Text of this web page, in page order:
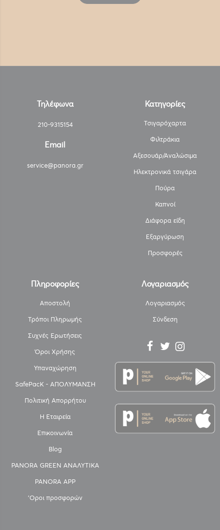
Τηλέφωνα
210-9315154
Email
service@panora.gr
Κατηγορίες
Τσιγαρόχαρτα
Φιλτράκια
Αξεσουάρ/Αναλώσιμα
Ηλεκτρονικά τσιγάρα
Πούρα
Καπνοί
Διάφορα είδη
Εξαργύρωση
Προσφορές
Πληροφορίες
Αποστολή
Τρόποι Πληρωμής
Συχνές Ερωτήσεις
Όροι Χρήσης
Υπαναχώρηση
SafePacK - ΑΠΟΛΥΜΑΝΣΗ
Πολιτική Απορρήτου
Η Εταιρεία
Επικοινωνία
Blog
PANORA GREEN ΑΝΑΛΥΤΙΚΑ
PANORA APP
'Οροι προσφορών
Λογαριασμός
Λογαριασμός
Σύνδεση